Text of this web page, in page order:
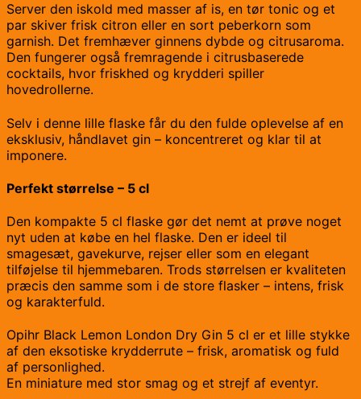
Server den iskold med masser af is, en tør tonic og et
par skiver frisk citron eller en sort peberkorn som
garnish. Det fremhæver ginnens dybde og citrusaroma.
Den fungerer også fremragende i citrusbaserede
cocktails, hvor friskhed og krydderi spiller
hovedrollerne.
Selv i denne lille flaske får du den fulde oplevelse af en
eksklusiv, håndlavet gin – koncentreret og klar til at
imponere.
Perfekt størrelse – 5 cl
Den kompakte 5 cl flaske gør det nemt at prøve noget
nyt uden at købe en hel flaske. Den er ideel til
smagesæt, gavekurve, rejser eller som en elegant
tilføjelse til hjemmebaren. Trods størrelsen er kvaliteten
præcis den samme som i de store flasker – intens, frisk
og karakterfuld.
Opihr Black Lemon London Dry Gin 5 cl er et lille stykke
af den eksotiske krydderrute – frisk, aromatisk og fuld
af personlighed.
En miniature med stor smag og et strejf af eventyr.